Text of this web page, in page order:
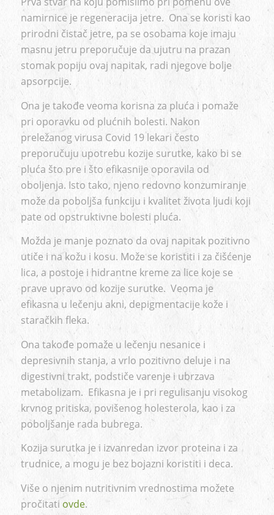
namirnice je regeneracija jetre. Ona se koristi kao
prirodni čistač jetre, pa se osobama koje imaju
masnu jetru preporučuje da ujutru na prazan
stomak popiju ovaj napitak, radi njegove bolje
apsorpcije.
Ona je takođe veoma korisna za pluća i pomaže
pri oporavku od plućnih bolesti. Nakon
preležanog virusa Covid 19 lekari često
preporučuju upotrebu kozije surutke, kako bi se
pluća što pre i što efikasnije oporavila od
oboljenja. Isto tako, njeno redovno konzumiranje
može da poboljša funkciju i kvalitet života ljudi koji
pate od opstruktivne bolesti pluća.
Možda je manje poznato da ovaj napitak pozitivno
utiče i na kožu i kosu. Može se koristiti i za čišćenje
lica, a postoje i hidrantne kreme za lice koje se
prave upravo od kozije surutke. Veoma je
efikasna u lečenju akni, depigmentacije kože i
staračkih fleka.
Ona takođe pomaže u lečenju nesanice i
depresivnih stanja, a vrlo pozitivno deluje i na
digestivni trakt, podstiče varenje i ubrzava
metabolizam. Efikasna je i pri regulisanju visokog
krvnog pritiska, povišenog holesterola, kao i za
poboljšanje rada bubrega.
Kozija surutka je i izvanredan izvor proteina i za
trudnice, a mogu je bez bojazni koristiti i deca.
Više o njenim nutritivnim vrednostima možete
pročitati ovde.